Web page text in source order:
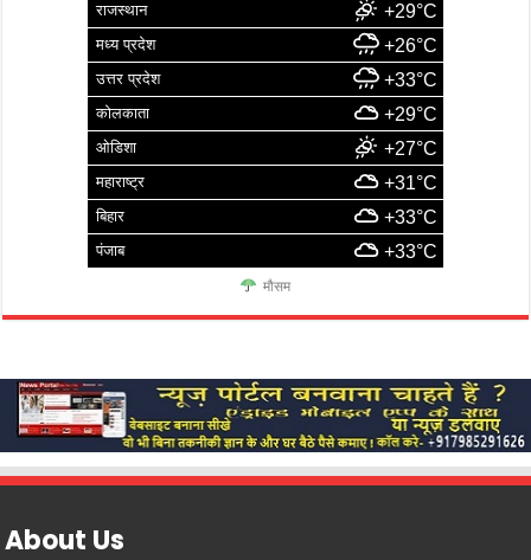
राजस्थान +29°C
मध्य प्रदेश +26°C
उत्तर प्रदेश +33°C
कोलकाता +29°C
ओडिशा +27°C
महाराष्ट्र +31°C
बिहार +33°C
पंजाब +33°C
मौसम
About Us